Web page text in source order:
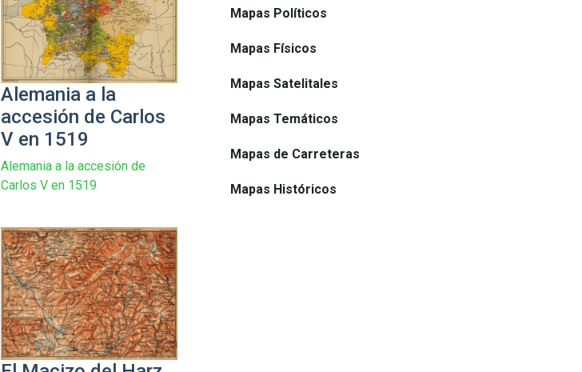
Alemania a la
accesión de Carlos
V en 1519
Alemania a la accesión de
Carlos V en 1519
Mapas Políticos
Mapas Físicos
Mapas Satelitales
Mapas Temáticos
Mapas de Carreteras
Mapas Históricos